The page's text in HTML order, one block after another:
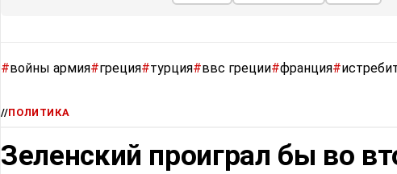
#войны армия#греция#турция#ввс греции#франция#
//ПОЛИТИКА
Зеленский проиграл бы во